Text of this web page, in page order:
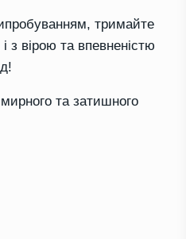
тримайте
з вірою та впевненістю
та затишного